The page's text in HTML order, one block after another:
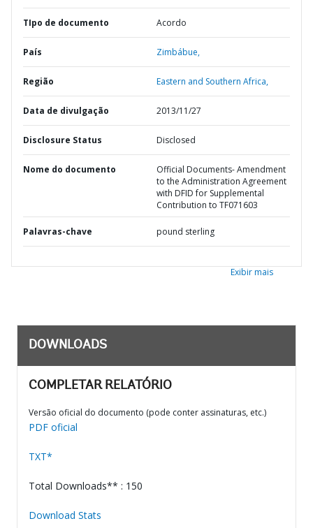
TIpo de documento Acordo
País Zimbábue,
Região Eastern and Southern Africa,
Data de divulgação 2013/11/27
Disclosure Status Disclosed
Nome do documento
Official Documents- Amendment
to the Administration Agreement
with DFID for Supplemental
Contribution to TF071603
Palavras-chave pound sterling
Exibir mais
DOWNLOADS
COMPLETAR RELATÓRIO
Versão oficial do documento (pode conter assinaturas, etc.)
PDF oficial
TXT*
Total Downloads** : 150
Download Stats